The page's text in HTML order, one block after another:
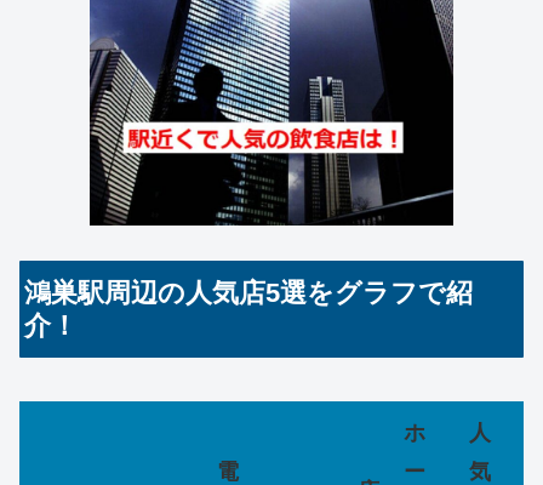
鴻巣駅周辺の人気店5選をグラフで紹
介！
電
ホ
ー
人
気